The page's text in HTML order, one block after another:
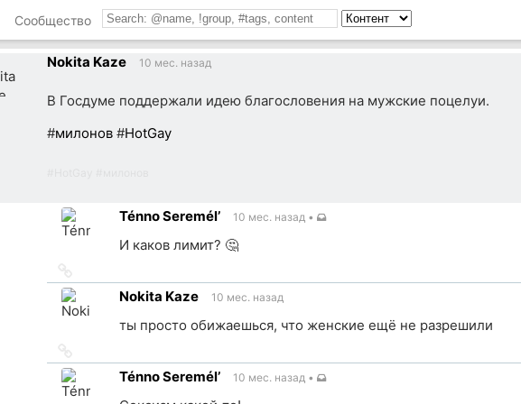
Сообщество
Nokita Kaze 10 мес. назад
В Госдуме поддержали идею благословения на мужские поцелуи.
#милонов#HotGay
Ténno Seremél’ 10 мес. назад •
И каков лимит? 🤔
на
источникNokita Kaze 10 мес. назад
ты просто обижаешься, что женские ещё не разрешили
на
источникTénno Seremél’ 10 мес. назад •